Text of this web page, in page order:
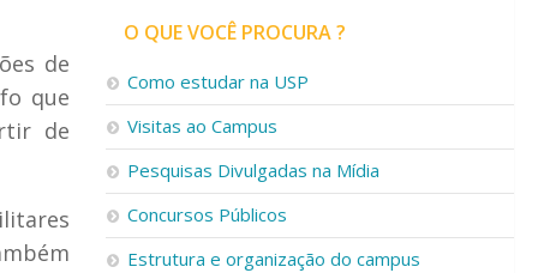
de
que
de
O QUE VOCÊ PROCURA ?
Como estudar na USP
Visitas ao Campus
Pesquisas Divulgadas na Mídia
Concursos Públicos
Estrutura e organização do campus